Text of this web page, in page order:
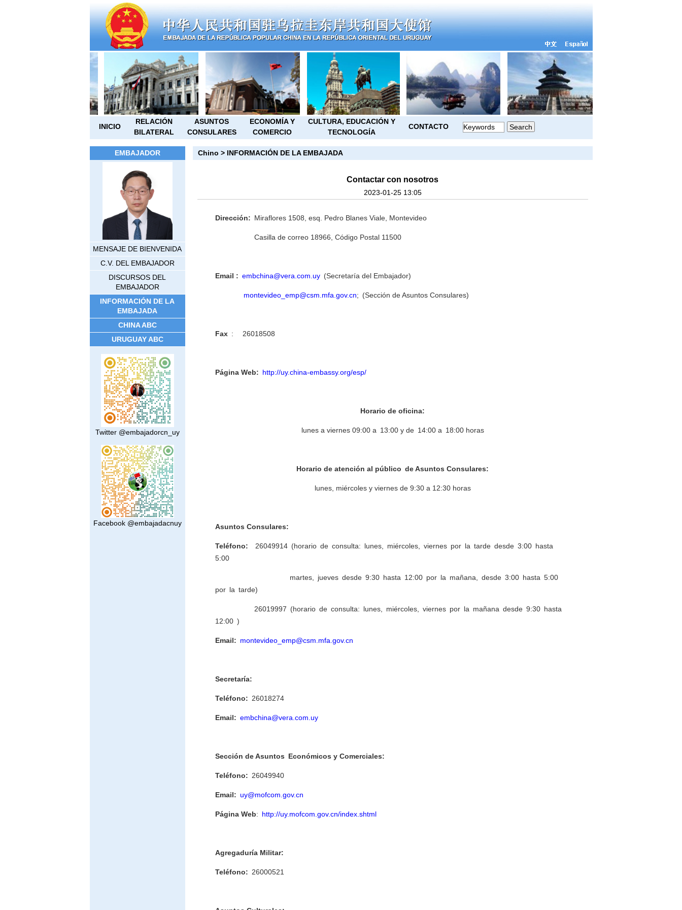
INICIO
RELACIÓN
BILATERAL
ASUNTOS
CONSULARES
ECONOMÍA Y
COMERCIO
CULTURA, EDUCACIÓN Y
TECNOLOGÍA
CONTACTO
EMBAJADOR
MENSAJE DE BIENVENIDA
C.V. DEL EMBAJADOR
DISCURSOS DEL
EMBAJADOR
INFORMACIÓN DE LA
EMBAJADA
CHINA ABC
URUGUAY ABC
Twitter @embajadorcn_uy
Facebook @embajadacnuy
Chino > INFORMACIÓN DE LA EMBAJADA
Contactar con nosotros
2023-01-25 13:05
Dirección: Miraflores 1508, esq. Pedro Blanes Viale, Montevideo
Casilla de correo 18966, Código Postal 11500
Email : embchina@vera.com.uy(Secretaría del Embajador)
montevideo_emp@csm.mfa.gov.cn; (Sección de Asuntos Consulares)
Fax: 26018508
Página Web: http://uy.china-embassy.org/esp/
Horario de oficina:
lunes a viernes 09:00 a 13:00 y de 14:00 a 18:00 horas
Horario de atención al público de Asuntos Consulares:
lunes, miércoles y viernes de 9:30 a 12:30 horas
Asuntos Consulares:
Teléfono:
26049914 (horario de consulta: lunes, miércoles, viernes por la tarde desde 3:00 hasta
5:00
martes, jueves desde 9:30 hasta 12:00 porla mañana , desde 3:00 hasta 5:00
porla tarde)
26019997 (horario de consulta: lunes, miércoles, viernes por la mañana desde 9:30 hasta
12:00 )
Email: montevideo_emp@csm.mfa.gov.cn
Secretaría:
Teléfono: 26018274
Email: embchina@vera.com.uy
Sección de Asuntos Económicos y Comerciales:
Teléfono: 26049940
Email: uy@mofcom.gov.cn
Página Web: http://uy.mofcom.gov.cn/index.shtml
Agregaduría Militar:
Teléfono: 26000521